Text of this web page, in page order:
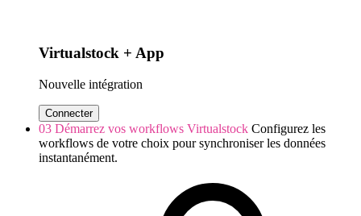
Virtualstock + App
Nouvelle intégration
Connecter
03 Démarrez vos workflows Virtualstock Configurez les
workflows de votre choix pour synchroniser les données
instantanément.